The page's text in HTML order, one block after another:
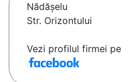
Nădăşelu
Str. Orizontului
Vezi profilul firmei pe